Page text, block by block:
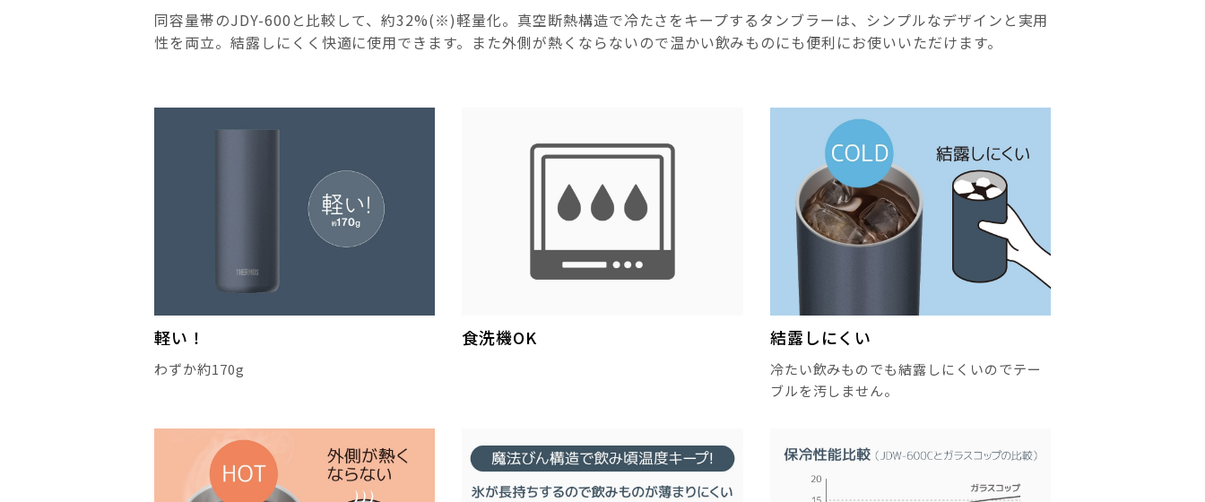
同容量帯のJDY-600と比較して、約32%(※)軽量化。真空断熱構造で冷たさをキープするタンブラーは、シンプルなデザインと実用
性を両立。結露しにくく快適に使用できます。また外側が熱くならないので温かい飲みものにも便利にお使いいただけます。
軽い！
わずか約170g
食洗機OK 結露しにくい
冷たい飲みものでも結露しにくいのでテー
ブルを汚しません。